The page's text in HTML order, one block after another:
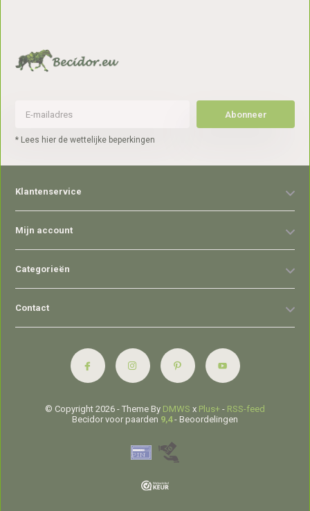
Abonneer
* Lees hier de wettelijke beperkingen
Klantenservice
Mijn account
Categorieën
Contact
© Copyright 2026 - Theme By DMWS x Plus+ - RSS-feed
Becidor voor paarden 9,4- Beoordelingen